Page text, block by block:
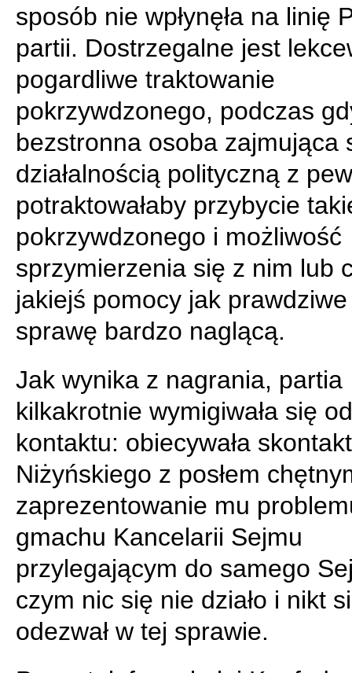
sposób nie wpłynęła na linię
partii. Dostrzegalne jest
pogardliwe traktowanie
pokrzywdzonego, podczas
bezstronna osoba zajmująca
działalnością polityczną z
potraktowałaby przybycie
pokrzywdzonego i możliwość
sprzymierzenia się z nim lub
jakiejś pomocy jak
sprawę bardzo naglącą.
Jak wynika z nagrania, partia
kilkakrotnie wymigiwała się od
kontaktu: obiecywała
Niżyńskiego z posłem
zaprezentowanie mu
gmachu Kancelarii Sejmu
przylegającym do samego
czym nic się nie działo i nikt
odezwał w tej sprawie.